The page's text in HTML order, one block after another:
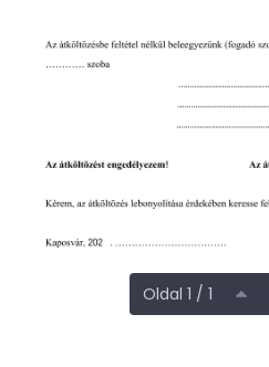
Oldal 1 / 1